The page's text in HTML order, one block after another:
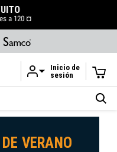
contenido principal
a 120 ¤
Inicio de
sesión
VERANO